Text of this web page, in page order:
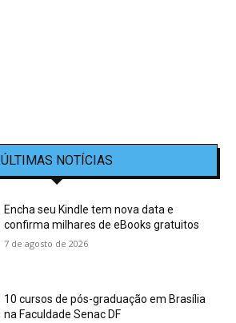
ÚLTIMAS NOTÍCIAS
Encha seu Kindle tem nova data e
confirma milhares de eBooks gratuitos
7 de agosto de 2026
10 cursos de pós-graduação em Brasília
na Faculdade Senac DF